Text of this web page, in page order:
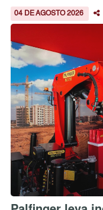
04 DE AGOSTO 2026